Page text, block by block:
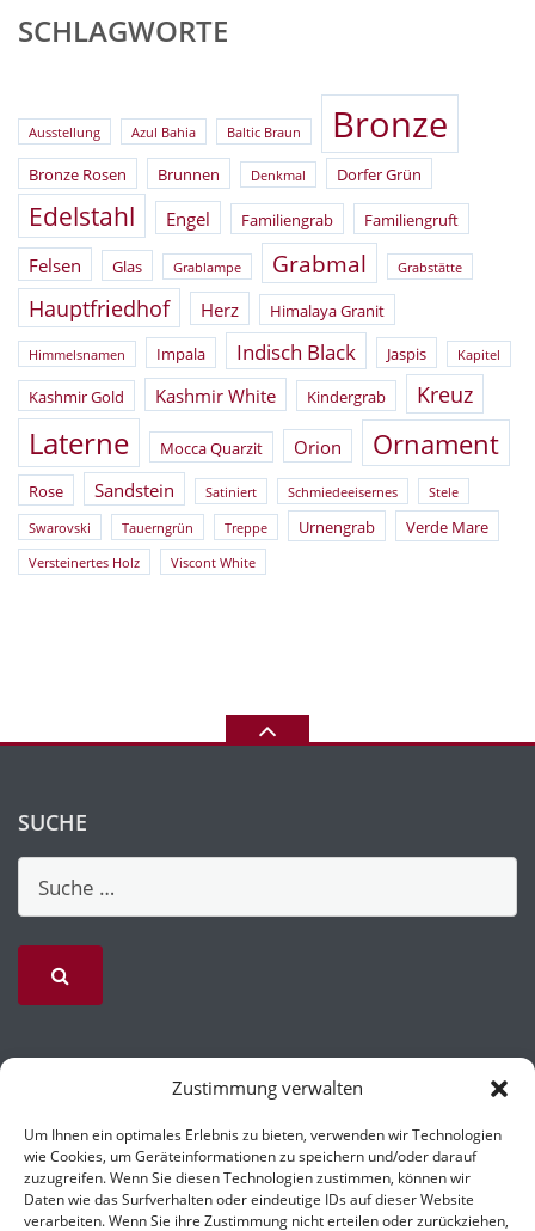
Zustimmung verwalten
Um Ihnen ein optimales Erlebnis zu bieten, verwenden wir Technologien
wie Cookies, um Geräteinformationen zu speichern und/oder darauf
zuzugreifen. Wenn Sie diesen Technologien zustimmen, können wir
Daten wie das Surfverhalten oder eindeutige IDs auf dieser Website
verarbeiten. Wenn Sie ihre Zustimmung nicht erteilen oder zurückziehen,
SCHLAGWORTE
Ausstellung Azul Bahia Baltic Braun Bronze
Bronze Rosen Brunnen Denkmal Dorfer Grün
Edelstahl Engel Familiengrab Familiengruft
Felsen Glas Grablampe Grabmal Grabstätte
Hauptfriedhof Herz Himalaya Granit
Himmelsnamen Impala Indisch Black Jaspis Kapitel
Kashmir Gold Kashmir White Kindergrab Kreuz
Laterne Mocca Quarzit Orion Ornament
Rose Sandstein Satiniert Schmiedeeisernes Stele
Swarovski Tauerngrün Treppe Urnengrab Verde Mare
Versteinertes Holz Viscont White
SUCHE